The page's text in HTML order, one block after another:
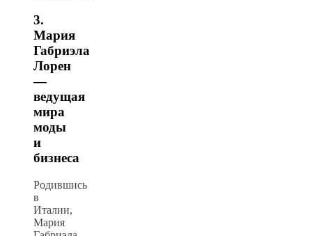
3.
Мария
Габриэла
Лорен
—
ведущая
мира
моды
и
бизнеса
Родившись
в
Италии,
Мария